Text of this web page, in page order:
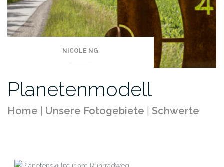
NICOLE NG
Planetenmodell
Home Unsere Fotogebiete Schwerte